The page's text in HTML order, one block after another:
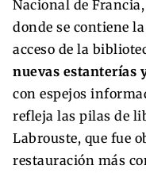
Nacional de
donde se contiene
acceso de la
nuevas estanterías
con espejos
refleja las pilas de
Labrouste, que fue
restauración más